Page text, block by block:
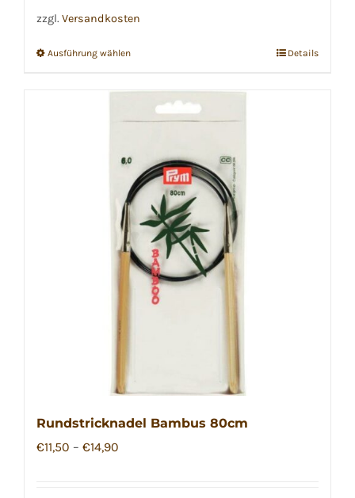
zzgl. Versandkosten
Ausführung wählenDieses
weist
mehrere
auf.
Die
Optionen
können
auf
Produktseite
Details
Rundstricknadel Bambus 80cm
€11,50 – €14,90